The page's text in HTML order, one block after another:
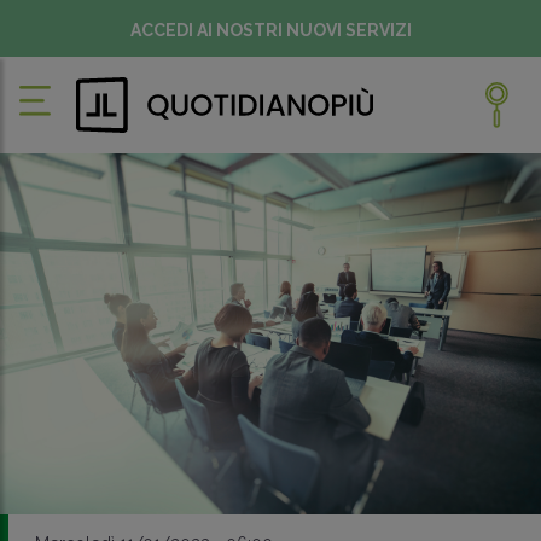
ACCEDI AI NOSTRI NUOVI SERVIZI